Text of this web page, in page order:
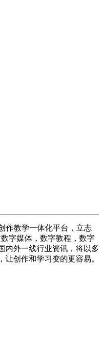
作教学一体化平台，立志
字媒体，数字教程，数字
内外一线行业资讯，将以多
创作和学习变的更容易。